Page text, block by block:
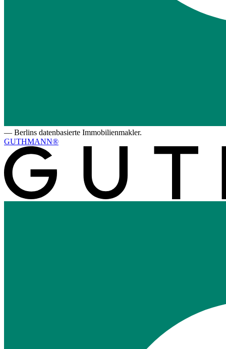
— Berlins datenbasierte Immobilienmakler.
GUTHMANN®